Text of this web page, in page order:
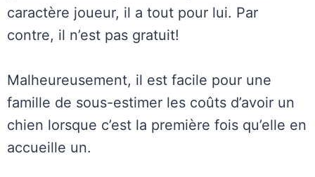
caractère joueur, il a tout pour lui. Par
contre, il n’est pas gratuit!
Malheureusement, il est facile pour une
famille de sous-estimer les coûts d’avoir un
chien lorsque c’est la première fois qu’elle en
accueille un.